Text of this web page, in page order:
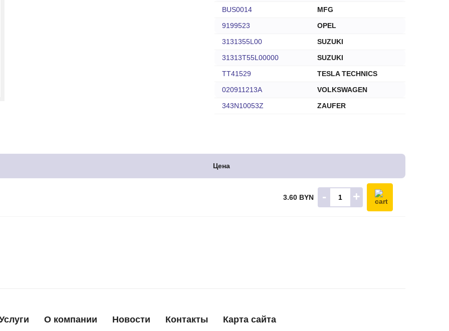
BUS0014
MFG
9199523
OPEL
3131355L00
SUZUKI
31313T55L00000
SUZUKI
TT41529
TESLA TECHNICS
020911213A
VOLKSWAGEN
343N10053Z
ZAUFER
Цена
3.60 BYN - +
О компании Новости Контакты Карта сайта